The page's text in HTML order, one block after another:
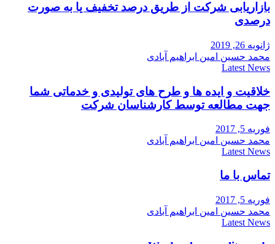
بازاریابی شرکت از طریق درصد تخفیف یا به صورت
درصدی
ژانویه 26, 2019
محمد حسین امین ابراهیم آبادی
Latest News
خلاقیت و ایده ها و طرح های تولیدی و خدماتی شما
جهت مطالعه توسط کارشناسان شرکت
فوریه 5, 2017
محمد حسین امین ابراهیم آبادی
Latest News
تماس با ما
فوریه 5, 2017
محمد حسین امین ابراهیم آبادی
Latest News